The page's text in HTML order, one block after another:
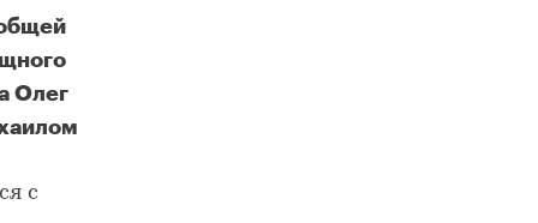
Олег
с